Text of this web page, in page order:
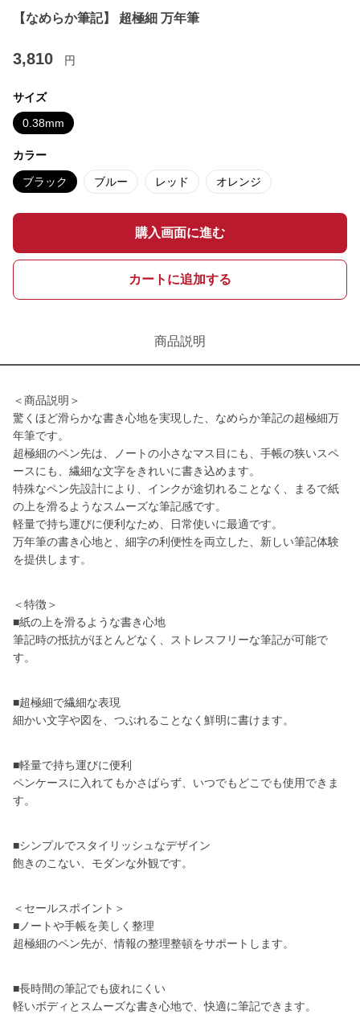
【なめらか筆記】 超極細 万年筆
3,810 円
サイズ
0.38mm
カラー
ブラック ブルー レッド オレンジ
購入画面に進む
カートに追加する
商品説明
＜商品説明＞
驚くほど滑らかな書き心地を実現した、なめらか筆記の超極細万
年筆です。
超極細のペン先は、ノートの小さなマス目にも、手帳の狭いスペ
ースにも、繊細な文字をきれいに書き込めます。
特殊なペン先設計により、インクが途切れることなく、まるで紙
の上を滑るようなスムーズな筆記感です。
軽量で持ち運びに便利なため、日常使いに最適です。
万年筆の書き心地と、細字の利便性を両立した、新しい筆記体験
を提供します。
＜特徴＞
■紙の上を滑るような書き心地
筆記時の抵抗がほとんどなく、ストレスフリーな筆記が可能で
す。
■超極細で繊細な表現
細かい文字や図を、つぶれることなく鮮明に書けます。
■軽量で持ち運びに便利
ペンケースに入れてもかさばらず、いつでもどこでも使用できま
す。
■シンプルでスタイリッシュなデザイン
飽きのこない、モダンな外観です。
＜セールスポイント＞
■ノートや手帳を美しく整理
超極細のペン先が、情報の整理整頓をサポートします。
■長時間の筆記でも疲れにくい
軽いボディとスムーズな書き心地で、快適に筆記できます。